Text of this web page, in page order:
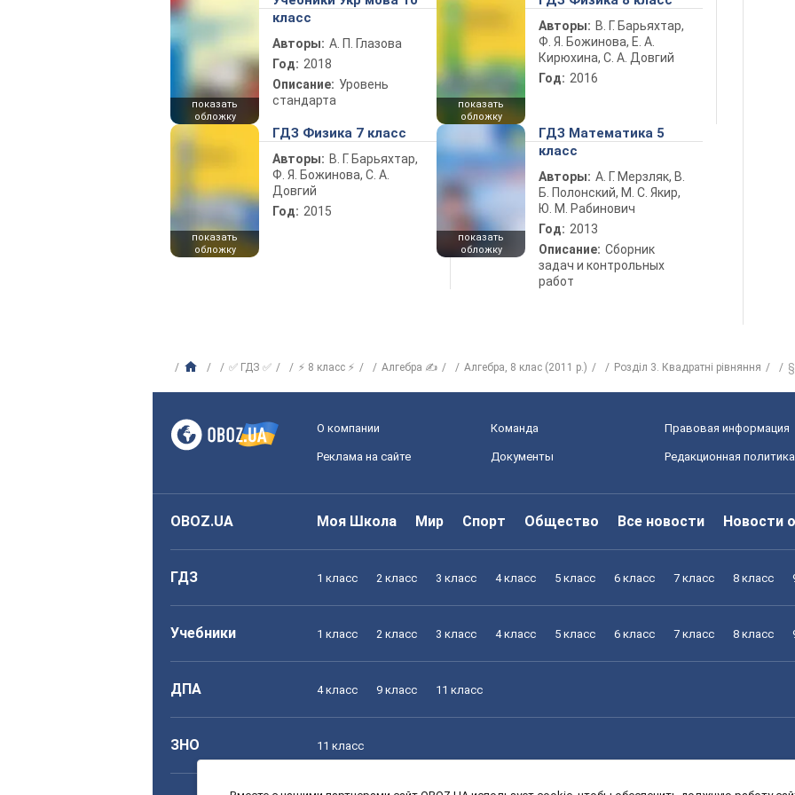
показать
обложку
класс
Авторы: А. П. Глазова
Год: 2018
Описание: Уровень
стандарта
показать
обложку
Авторы: В. Г. Барьяхтар,
Ф. Я. Божинова, Е. А.
Кирюхина, С. А. Довгий
Год: 2016
показать
обложку
ГДЗ Физика 7 класс
Авторы: В. Г. Барьяхтар,
Ф. Я. Божинова, С. А.
Довгий
Год: 2015
показать
обложку
ГДЗ Математика 5
класс
Авторы: А. Г. Мерзляк, В.
Б. Полонский, М. С. Якир,
Ю. М. Рабинович
Год: 2013
Описание: Сборник
задач и контрольных
работ
✅ ГДЗ ✅ ⚡ 8 класс ⚡ Алгебра ✍ Алгебра, 8 клас (2011 р.) Розділ 3. Квадратні рівняння
О компании Команда Правовая информация
Реклама на сайте Документы Редакционная политика
OBOZ.UA Моя Школа Мир Спорт Общество Все новости Новости
ГДЗ 1 класс 2 класс 3 класс 4 класс 5 класс 6 класс 7 класс 8 класс
Учебники 1 класс 2 класс 3 класс 4 класс 5 класс 6 класс 7 класс 8 класс
ДПА 4 класс 9 класс 11 класс
ЗНО 11 класс